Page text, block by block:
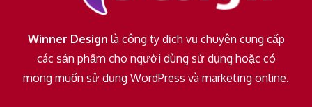
Winner Design là công ty dịch vụ chuyên cung cấp
các sản phẩm cho người dùng sử dụng hoặc có
mong muốn sử dụng WordPress và marketing online.